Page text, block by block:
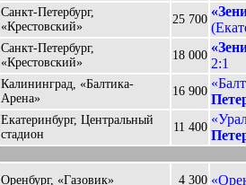
Санкт-Петербург,
«Крестовский»
25 700
Санкт-Петербург,
«Крестовский»
18 000
2:1
Калининград, «Балтика-
Арена»
16 900
Екатеринбург, Центральный
стадион
11 400
Оренбург, «Газовик» 4 300